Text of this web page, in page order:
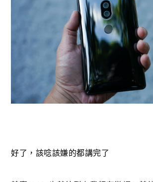
好了，該唸該嫌的都講完了